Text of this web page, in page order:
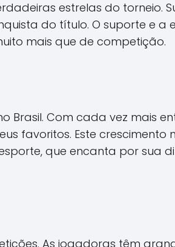
estrelas do torneio.
do título. O suporte e a
mais que de competição.
Brasil. Com cada vez mais
favoritos. Este crescimento
que encanta por sua
As jogadoras têm